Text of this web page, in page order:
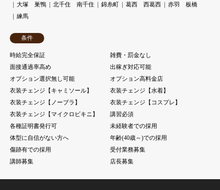
大塚 巣鴨
北千住 南千住 錦糸町 葛西 西葛西
赤羽 板橋
練馬
条件
時給完全保証
雑費・罰金なし
面接通過率高め
出稼ぎ対応可能
オプション選択無し可能
オプション高料金店
衣装チェンジ【キャミソール】
衣装チェンジ【水着】
衣装チェンジ【ノーブラ】
衣装チェンジ【コスプレ】
衣装チェンジ【マイクロビキニ】
講習必須
各種証明書発行可
未経験者での採用
体型に自信がない方へ
年齢(40歳～)での採用
傷跡有での採用
受付業務募集
講師募集
店長募集